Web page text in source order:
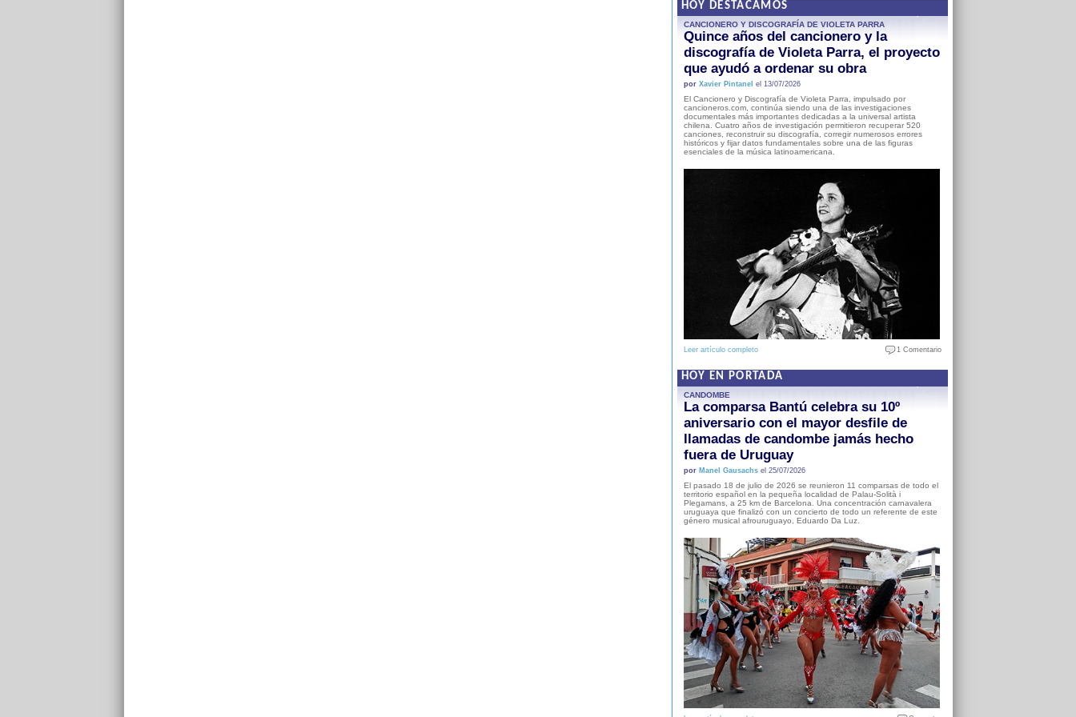
HOY DESTACAMOS
CANCIONERO Y DISCOGRAFÍA DE VIOLETA PARRA
Quince años del cancionero y la
discografía de Violeta Parra, el proyecto
que ayudó a ordenar su obra
por Xavier Pintanel el 13/07/2026
El Cancionero y Discografía de Violeta Parra, impulsado por
cancioneros.com, continúa siendo una de las investigaciones
documentales más importantes dedicadas a la universal artista
chilena. Cuatro años de investigación permitieron recuperar 520
canciones, reconstruir su discografía, corregir numerosos errores
históricos y fijar datos fundamentales sobre una de las figuras
esenciales de la música latinoamericana.
Leer artículo completo 1 Comentario
HOY EN PORTADA
CANDOMBE
La comparsa Bantú celebra su 10º
aniversario con el mayor desfile de
llamadas de candombe jamás hecho
fuera de Uruguay
por Manel Gausachsel 25/07/2026
El pasado 18 de julio de 2026 se reunieron 11 comparsas de todo el
territorio español en la pequeña localidad de Palau-Solità i
Plegamans, a 25 km de Barcelona. Una concentración carnavalera
uruguaya que finalizó con un concierto de todo un referente de este
género musical afrouruguayo, Eduardo Da Luz.